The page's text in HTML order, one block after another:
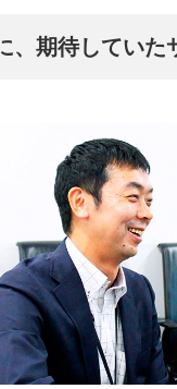
、期待していた